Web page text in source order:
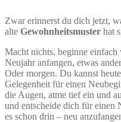
Zwar erinnerst du dich jetzt,
alte Gewohnheitsmuster hat
Macht nichts, beginne
Neujahr anfangen, etwas
Oder morgen. Du kannst
Gelegenheit für einen
die Augen, atme tief ein und
und entscheide dich für einen
es schon drin – neu